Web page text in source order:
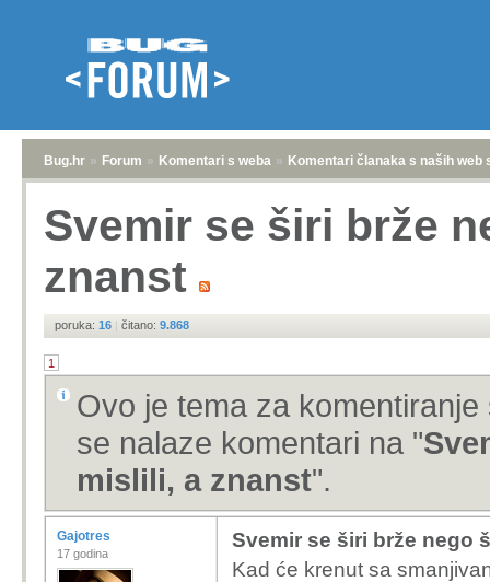
Bug.hr » Forum » Komentari s weba » Komentari članaka s naših web
Svemir se širi brže
znanst
poruka: 16 | čitano: 9.868
1
Ovo je tema za
se nalaze komentari na "
mislili, a znanst".
Gajotres
17 godina
Svemir se širi brže nego
Kad će krenut sa